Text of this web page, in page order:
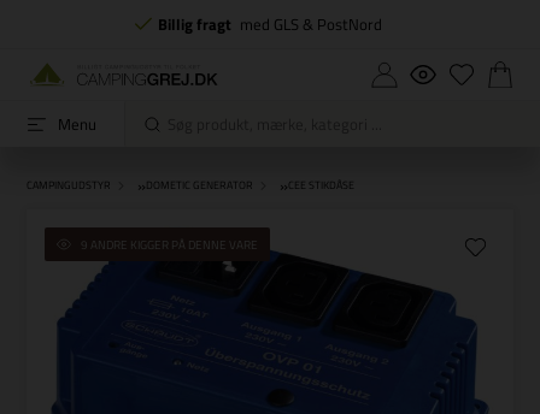
Billig fragt med GLS & PostNord
Menu
CAMPINGUDSTYR »DOMETIC GENERATOR »CEE STIKDÅSE
9 ANDRE KIGGER PÅ DENNE VARE